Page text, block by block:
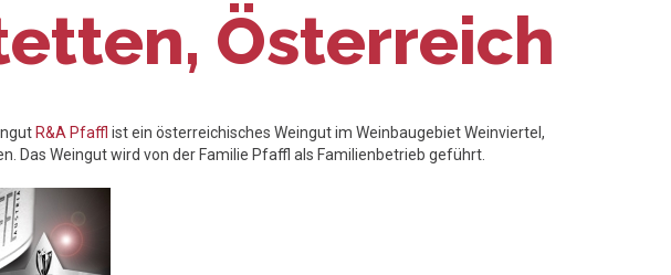
Österreich
R&A Pfaffl ist ein österreichisches Weingut im Weinbaugebiet Weinviertel,
Das Weingut wird von der Familie Pfaffl als Familienbetrieb geführt.